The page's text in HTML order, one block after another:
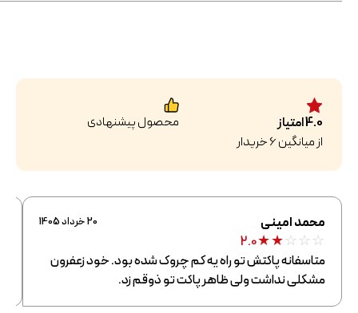
4.0امتیاز
از میانگین6خریدار
محصول پیشنهادی
محمد امینی 20 خرداد 1405
★★☆☆☆
2.0
متاسفانه پاکتش تو راه یه کم چروک شده بود. خود زعفرون
مشکلی نداشت ولی ظاهر پاکت تو ذوقم زد.